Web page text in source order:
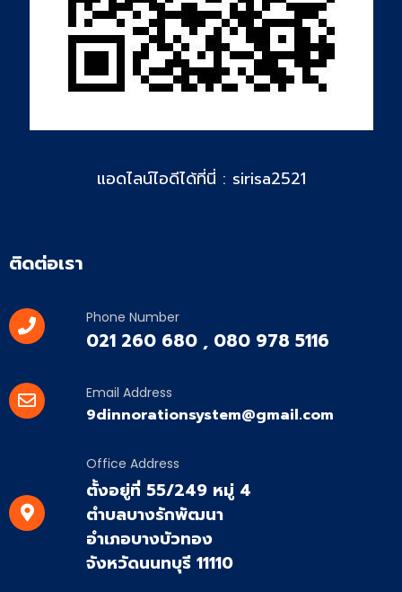
แอดไลน์ไอดีได้ที่นี่ : sirisa2521
ติดต่อเรา
Phone Number
021 260 680 , 080 978 5116
Email Address
9dinnorationsystem@gmail.com
Office Address
ตั้งอยู่ที่ 55/249 หมู่ 4
ตำบลบางรักพัฒนา
อำเภอบางบัวทอง
จังหวัดนนทบุรี 11110